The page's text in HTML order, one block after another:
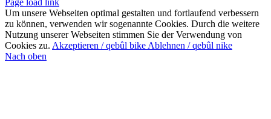
Um unsere Webseiten optimal gestalten und fortlaufend verbessern
zu können, verwenden wir sogenannte Cookies. Durch die weitere
Nutzung unserer Webseiten stimmen Sie der Verwendung von
Cookies zu. Akzeptieren / qebûl bike Ablehnen / qebûl nike
Nach oben